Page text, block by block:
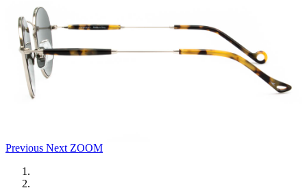
Previous Next ZOOM